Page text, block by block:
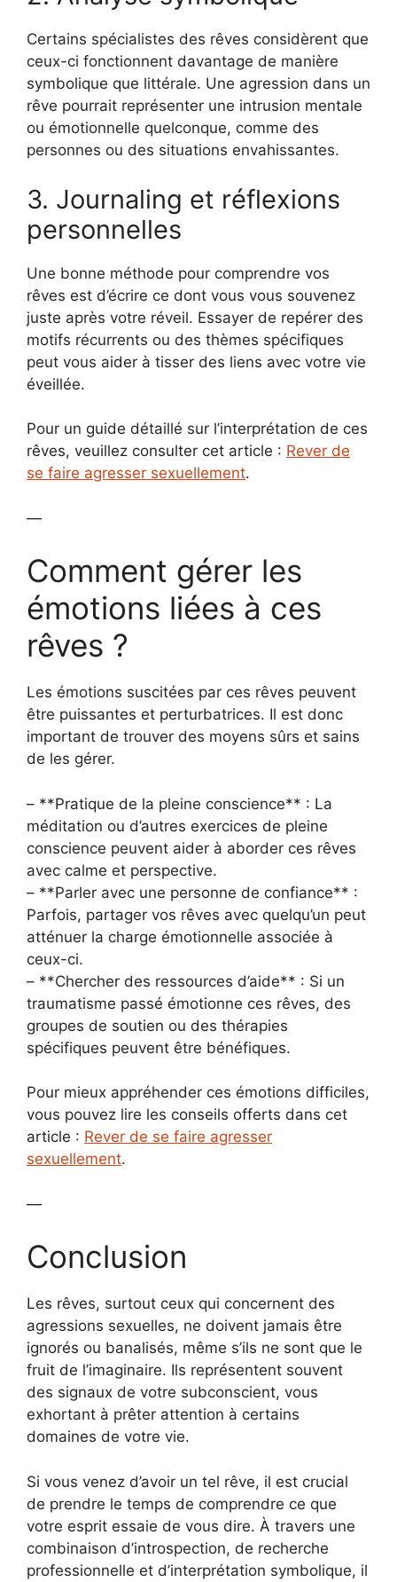
Certains spécialistes des rêves considèrent que
ceux-ci fonctionnent davantage de manière
symbolique que littérale. Une agression dans un
rêve pourrait représenter une intrusion mentale
ou émotionnelle quelconque, comme des
personnes ou des situations envahissantes.
3. Journaling et réflexions
personnelles
Une bonne méthode pour comprendre vos
rêves est d’écrire ce dont vous vous souvenez
juste après votre réveil. Essayer de repérer des
motifs récurrents ou des thèmes spécifiques
peut vous aider à tisser des liens avec votre vie
éveillée.
Pour un guide détaillé sur l’interprétation de ces
rêves, veuillez consulter cet article : Rever de
se faire agresser sexuellement.
—
Comment gérer les
émotions liées à ces
rêves ?
Les émotions suscitées par ces rêves peuvent
être puissantes et perturbatrices. Il est donc
important de trouver des moyens sûrs et sains
de les gérer.
– **Pratique de la pleine conscience** : La
méditation ou d’autres exercices de pleine
conscience peuvent aider à aborder ces rêves
avec calme et perspective.
– **Parler avec une personne de confiance** :
Parfois, partager vos rêves avec quelqu’un peut
atténuer la charge émotionnelle associée à
ceux-ci.
– **Chercher des ressources d’aide** : Si un
traumatisme passé émotionne ces rêves, des
groupes de soutien ou des thérapies
spécifiques peuvent être bénéfiques.
Pour mieux appréhender ces émotions difficiles,
vous pouvez lire les conseils offerts dans cet
article : Rever de se faire agresser
sexuellement.
—
Conclusion
Les rêves, surtout ceux qui concernent des
agressions sexuelles, ne doivent jamais être
ignorés ou banalisés, même s’ils ne sont que le
fruit de l’imaginaire. Ils représentent souvent
des signaux de votre subconscient, vous
exhortant à prêter attention à certains
domaines de votre vie.
Si vous venez d’avoir un tel rêve, il est crucial
de prendre le temps de comprendre ce que
votre esprit essaie de vous dire. À travers une
combinaison d’introspection, de recherche
professionnelle et d’interprétation symbolique, il